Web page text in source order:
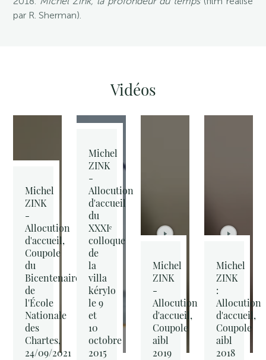
par R. Sherman).
Vidéos
Michel
ZINK
-
Allocution
d'accueil,
Coupole
du
Bicentenaire
de
l'École
Nationale
des
Chartes,
24/09/2021
Michel
ZINK
-
Allocution
d'accueil
du
XXXIᵉ
colloque
de
la
villa
kérylo
le 9
et
10
octobre
2015
Michel
ZINK
-
Allocution
d'accueil,
Coupole
aibl
2019
Michel
ZINK
:
Allocution
d'accueil,
Coupole
aibl
2018